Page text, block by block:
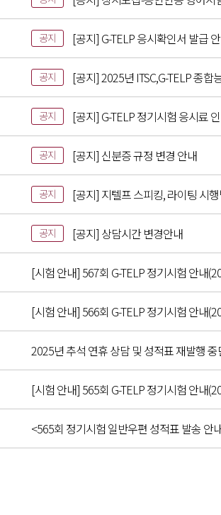
공지 [공지] G-TELP 응시확인서 발급
공지 [공지] 2025년 ITSC,G-TELP 종합
공지 [공지] G-TELP 정기시험 응시료
공지 [공지] 신분증 규정 변경 안내
공지 [공지] 지텔프 스피킹, 라이팅 시
공지 [공지] 상담시간 변경안내
[시험 안내] 567회 G-TELP 정기시험 안내
[시험 안내] 566회 G-TELP 정기시험 안내
2025년 추석 연휴 상담 및 성적표 재발행
[시험 안내] 565회 G-TELP 정기시험 안내
<565회 정기시험 일반우편 성적표 발송 안